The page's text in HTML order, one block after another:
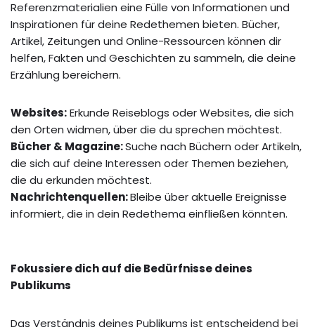
Referenzmaterialien eine Fülle von Informationen und
Inspirationen für deine Redethemen bieten. Bücher,
Artikel, Zeitungen und Online-Ressourcen können dir
helfen, Fakten und Geschichten zu sammeln, die deine
Erzählung bereichern.
Websites:Erkunde Reiseblogs oder Websites, die sich
den Orten widmen, über die du sprechen möchtest.
Bücher & Magazine:Suche nach Büchern oder Artikeln,
die sich auf deine Interessen oder Themen beziehen,
die du erkunden möchtest.
Nachrichtenquellen:Bleibe über aktuelle Ereignisse
informiert, die in dein Redethema einfließen könnten.
Fokussiere dich auf die Bedürfnisse deines
Publikums
Das Verständnis deines Publikums ist entscheidend bei